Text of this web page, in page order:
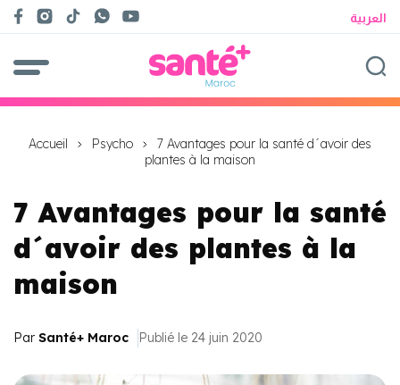
العربية
Accueil Psycho
7 Avantages pour la santé d´avoir des
plantes à la maison
7 Avantages pour la santé
d´avoir des plantes à la
maison
Par Santé+ Maroc Publié le 24 juin 2020